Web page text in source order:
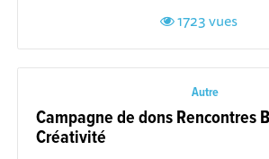
1723 vues
Autre
Campagne de dons Rencontres
Créativité